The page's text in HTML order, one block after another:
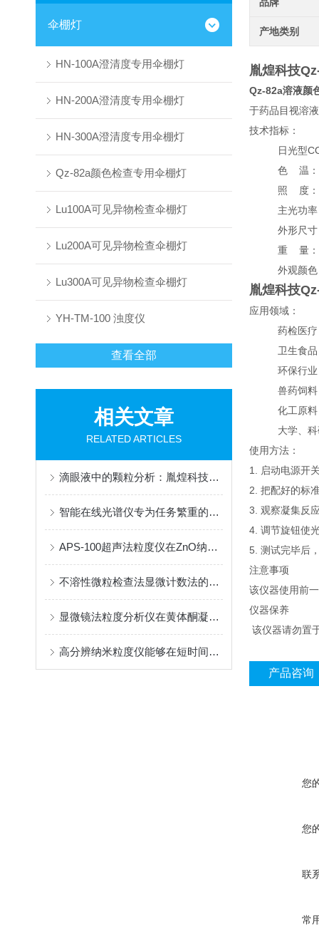
伞棚灯
HN-100A澄清度专用伞棚灯
HN-200A澄清度专用伞棚灯
HN-300A澄清度专用伞棚灯
Qz-82a颜色检查专用伞棚灯
Lu100A可见异物检查伞棚灯
Lu200A可见异物检查伞棚灯
Lu300A可见异物检查伞棚灯
YH-TM-100 浊度仪
查看全部
相关文章
RELATED ARTICLES
滴眼液中的颗粒分析：胤煌科技全自动显微计数法技术在眼用溶液中的应用
智能在线光谱仪专为任务繁重的多功能分析实验室而设计
APS-100超声法粒度仪在ZnO纳米颗粒和ZnO-EG纳米流体方面的应用
不溶性微粒检查法显微计数法的相关知识普及
显微镜法粒度分析仪在黄体酮凝胶中的应用
高分辨纳米粒度仪能够在短时间内快速完成测量
产地类别
胤煌科技
Qz-82a溶液颜
于药品目视溶
技术指标：
日光型
色 温：
照 度：
主光功
外形尺
重 量：
外观颜
胤煌科技
应用领域：
药检医
卫生食
环保行
兽药饲
化工原
大学、
使用方法：
1. 启动电源开
2. 把配好的标
3. 观察凝集反
4. 调节旋钮使
5. 测试完毕后
注意事项
该仪器使用前
仪器保养
该仪器请勿置
产品咨询
您
您
联
常